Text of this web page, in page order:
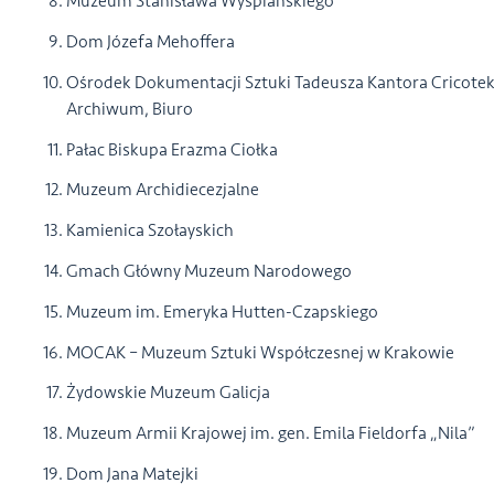
Dom Józefa Mehoffera
Ośrodek Dokumentacji Sztuki Tadeusza Kantora
Archiwum, Biuro
Pałac Biskupa Erazma Ciołka
Muzeum Archidiecezjalne
Kamienica Szołayskich
Gmach Główny Muzeum Narodowego
Muzeum im. Emeryka Hutten-Czapskiego
MOCAK – Muzeum Sztuki Współczesnej w Krakowie
Żydowskie Muzeum Galicja
Muzeum Armii Krajowej im. gen. Emila Fieldorfa „Nila”
Dom Jana Matejki